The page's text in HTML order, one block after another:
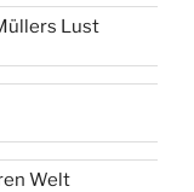
Lust
Welt